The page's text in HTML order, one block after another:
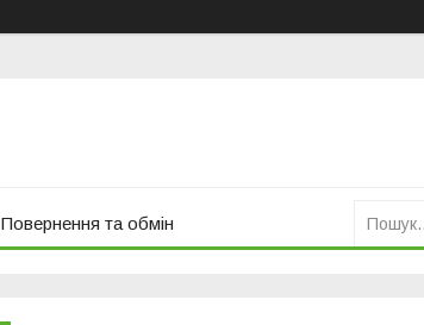
Повернення та обмін